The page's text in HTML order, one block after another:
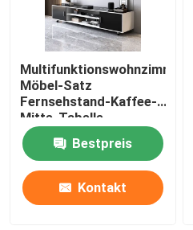
Multifunktionswohnzimmer-
Möbel-Satz
Fernsehstand-Kaffee-
Mitte-Tabelle
Bestpreis
Kontakt